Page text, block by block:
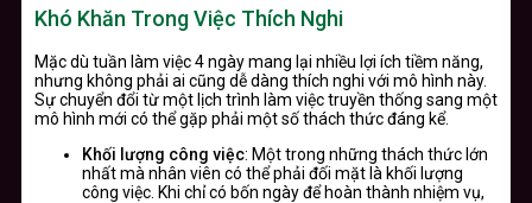
Khó Khăn Trong Việc Thích Nghi
Mặc dù tuần làm việc 4 ngày mang lại nhiều lợi ích tiềm năng,
nhưng không phải ai cũng dễ dàng thích nghi với mô hình này.
Sự chuyển đổi từ một lịch trình làm việc truyền thống sang một
mô hình mới có thể gặp phải một số thách thức đáng kể.
Khối lượng công việc: Một trong những thách thức lớn
nhất mà nhân viên có thể phải đối mặt là khối lượng
công việc. Khi chỉ có bốn ngày để hoàn thành nhiệm vụ,